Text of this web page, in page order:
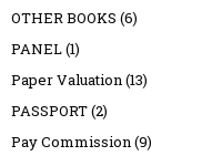
OTHER BOOKS (6)
PANEL(1)
Paper Valuation (13)
PASSPORT(2)
Pay Commission (9)